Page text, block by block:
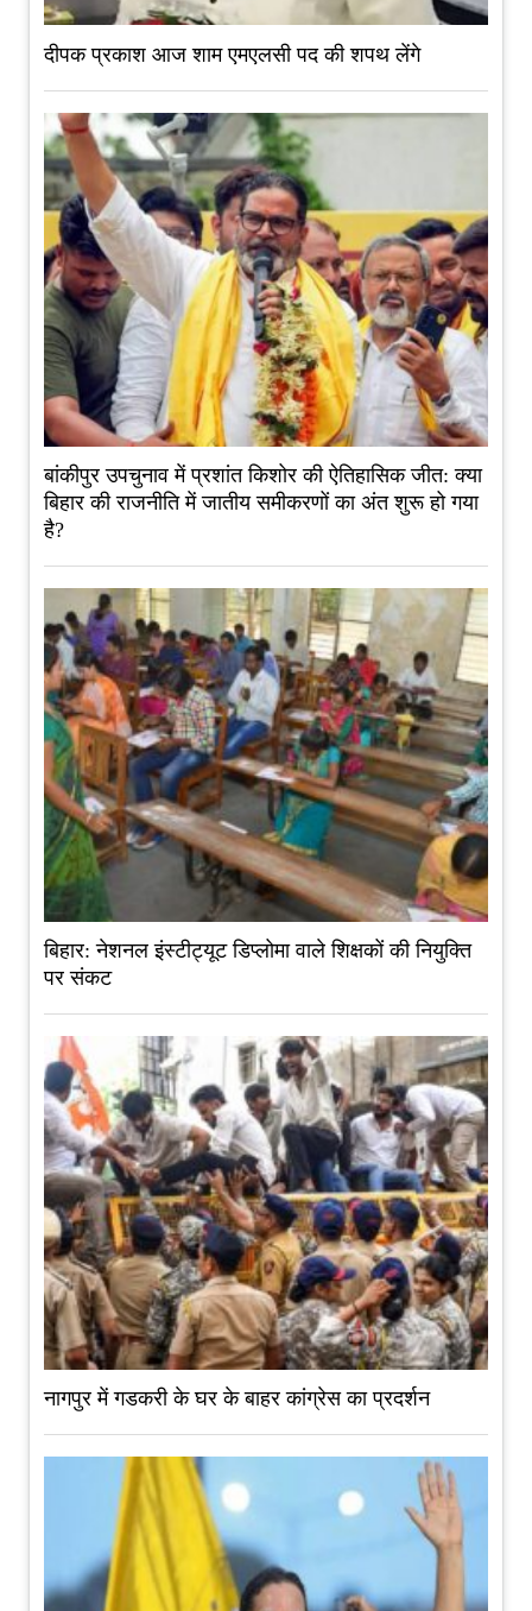
दीपक प्रकाश आज शाम एमएलसी पद की शपथ लेंगे
बांकीपुर उपचुनाव में प्रशांत किशोर की ऐतिहासिक जीत: क्या
बिहार की राजनीति में जातीय समीकरणों का अंत शुरू हो गया
है?
बिहार: नेशनल इंस्टीट्यूट डिप्लोमा वाले शिक्षकों की नियुक्ति
पर संकट
नागपुर में गडकरी के घर के बाहर कांग्रेस का प्रदर्शन